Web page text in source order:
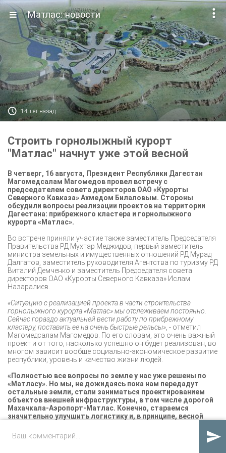

Матлас: новости
 14 лет назад
Строить горнолыжный курорт
"Матлас" начнут уже этой весной
В четверг, 16 августа, Президент Республики Дагестан
Магомедсалам Магомедов провел встречу с
председателем совета директоров ОАО «Курорты
Северного Кавказа» Ахмедом Билаловым. Стороны
обсудили вопросы реализации проектов на территории
Дагестана: прибрежного кластера и горнолыжного
курорта «Матлас».
Во встрече приняли участие также заместитель Председателя
Правительства РД Мухтар Меджидов, первый заместитель
министра земельных и имущественных отношений РД Мурад
Далгатов, заместитель руководителя Агентства по туризму РД
Виталий Демченко и заместитель Председателя совета
директоров ОАО «Курорты Северного Кавказа» Ислам
Назаралиев.
«Ситуацию с реализацией проекта в части строительства
горнолыжного курорта «Матлас» мы отслеживаем постоянно.
Сейчас гораздо актуальней вести работу по прибрежному
кластеру, поставить ее на очень быстрые рельсы» , - отметил
Магомедсалам Магомедов. По его словам, это очень важный
проект и от того, насколько успешно он будет реализован, во
многом зависит вообще социально-экономическое развитие
республики, уровень и качество жизни людей.
«Полностью все вопросы по земле у нас уже решены по
«Матласу». Но мы, не дожидаясь пока нам передадут
остальные земли, стали заниматься проектированием
объектов внешней инфраструктуры, в том числе дорогой
Махачкала-Аэропорт-Матлас. Конечно, стараемся
значительно улучшить логистику и, в принципе, весной
начинать строить – и объекты внутренней
инфраструктуры и внешней»
